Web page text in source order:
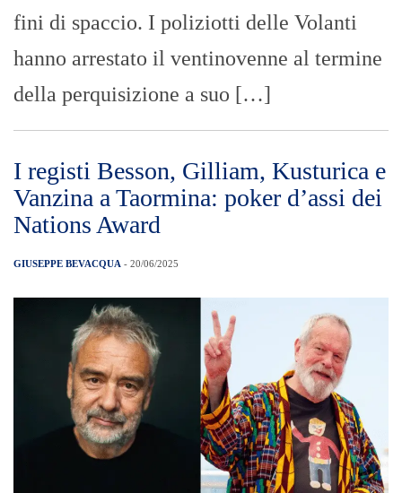
fini di spaccio. I poliziotti delle Volanti
hanno arrestato il ventinovenne al termine
della perquisizione a suo […]
I registi Besson, Gilliam, Kusturica e
Vanzina a Taormina: poker d’assi dei
Nations Award
GIUSEPPE BEVACQUA - 20/06/2025